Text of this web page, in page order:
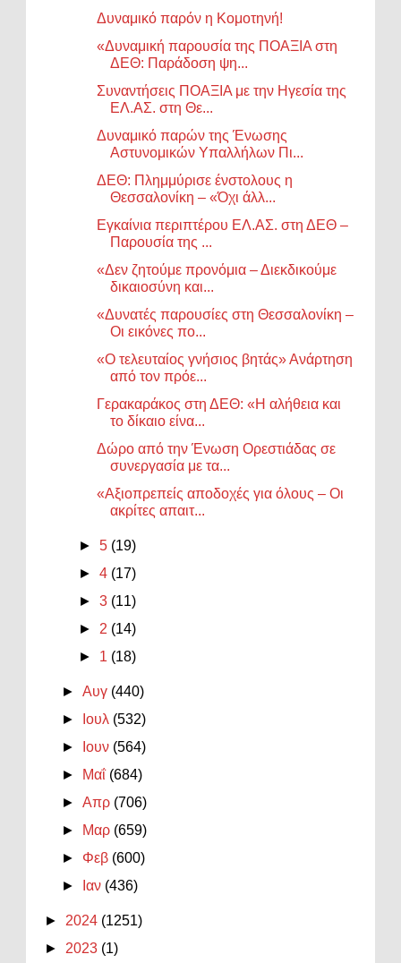
Δυναμικό παρόν η Κομοτηνή!
«Δυναμική παρουσία της ΠΟΑΞΙΑ στη
ΔΕΘ: Παράδοση ψη...
Συναντήσεις ΠΟΑΞΙΑ με την Ηγεσία της
ΕΛ.ΑΣ. στη Θε...
Δυναμικό παρών της Ένωσης
Αστυνομικών Υπαλλήλων Πι...
ΔΕΘ: Πλημμύρισε ένστολους η
Θεσσαλονίκη – «Όχι άλλ...
Εγκαίνια περιπτέρου ΕΛ.ΑΣ. στη ΔΕΘ –
Παρουσία της ...
«Δεν ζητούμε προνόμια – Διεκδικούμε
δικαιοσύνη και...
«Δυνατές παρουσίες στη Θεσσαλονίκη –
Οι εικόνες πο...
«Ο τελευταίος γνήσιος βητάς» Ανάρτηση
από τον πρόε...
Γερακαράκος στη ΔΕΘ: «Η αλήθεια και
το δίκαιο είνα...
Δώρο από την Ένωση Ορεστιάδας σε
συνεργασία με τα...
«Αξιοπρεπείς αποδοχές για όλους – Οι
ακρίτες απαιτ...
►5 (19)
►4 (17)
►3 (11)
► 2 (14)
► 1 (18)
►Αυγ (440)
►
Ιουλ (532)
►
Ιουν (564)
►
Μαΐ (684)
►Απρ (706)
►
Μαρ (659)
► Φεβ (600)
►
Ιαν (436)
► 2024 (1251)
► 2023 (1)